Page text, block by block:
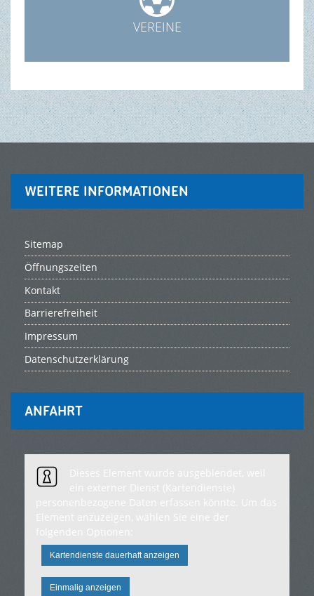
VEREINE
WEITERE INFORMATIONEN
Sitemap
Öffnungszeiten
Kontakt
Barrierefreiheit
Impressum
Datenschutzerklärung
ANFAHRT
Kartendienste dauerhaft anzeigen
Einmalig anzeigen